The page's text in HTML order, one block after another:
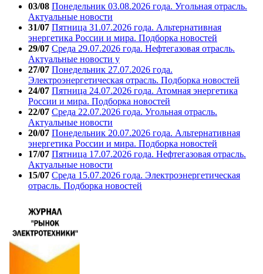
03/08 Понедельник 03.08.2026 года. Угольная отрасль.
Актуальные новости
31/07 Пятница 31.07.2026 года. Альтернативная
энергетика России и мира. Подборка новостей
29/07 Среда 29.07.2026 года. Нефтегазовая отрасль.
Актуальные новости у
27/07 Понедельник 27.07.2026 года.
Электроэнергетическая отрасль. Подборка новостей
24/07 Пятница 24.07.2026 года. Атомная энергетика
России и мира. Подборка новостей
22/07 Среда 22.07.2026 года. Угольная отрасль.
Актуальные новости
20/07 Понедельник 20.07.2026 года. Альтернативная
энергетика России и мира. Подборка новостей
17/07 Пятница 17.07.2026 года. Нефтегазовая отрасль.
Актуальные новости
15/07 Среда 15.07.2026 года. Электроэнергетическая
отрасль. Подборка новостей